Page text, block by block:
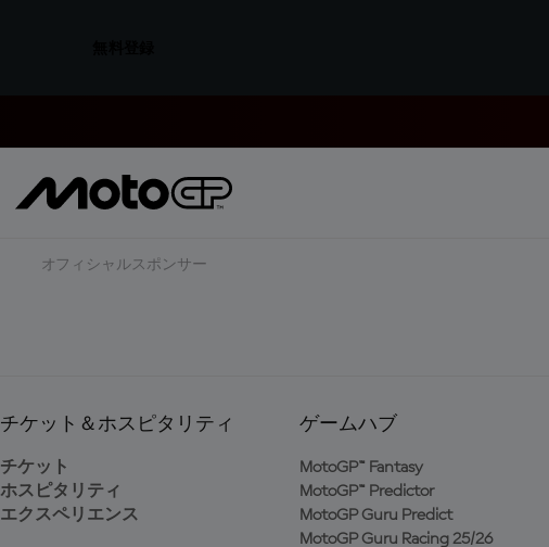
オフィシャルスポンサー
チケット＆ホスピタリティ
チケット
ホスピタリティ
エクスペリエンス
ゲームハブ
MotoGP™ Fantasy
MotoGP™ Predictor
MotoGP Guru Predict
MotoGP Guru Racing 25/26